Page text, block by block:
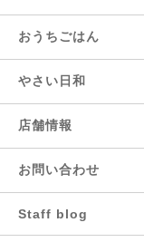
おうちごはん
やさい日和
店舗情報
お問い合わせ
Staff blog